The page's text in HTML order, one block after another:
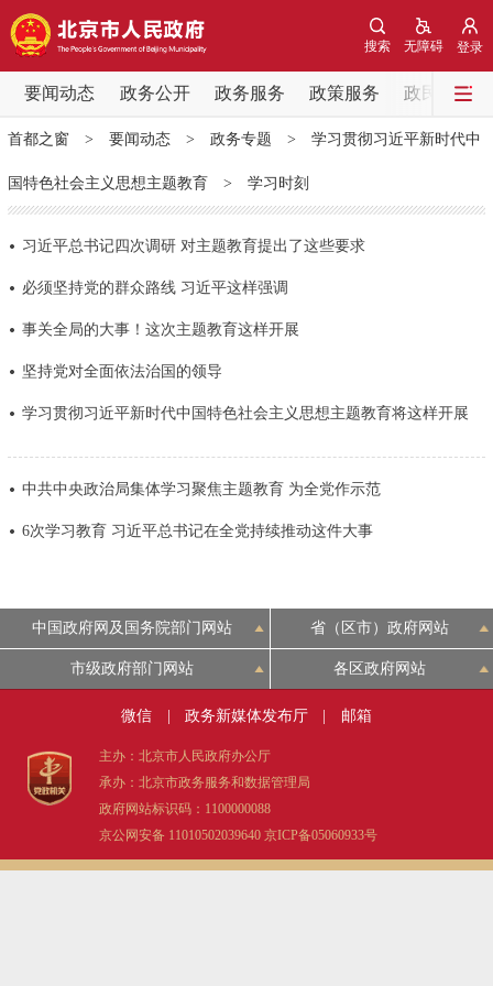
登录
无障碍
搜索
要闻动态 政务公开 政务服务 政策服务 政民互动
要闻动态
党中央精神 国务院信息 中央部委动态
北京要闻 会议信息 部门动态
各区热点
政务公开
政策兑现 政策解读 回应关切
决策公开 专题公开
个人服务 法人服务 部门服务
中介服务 阳光政务
政民互动
12345网上接诉即办 我要咨询 我要建议
首都之窗> 要闻动态> 政务专题 > 学习贯彻习近平新时代中
国特色社会主义思想主题教育 > 学习时刻
习近平总书记四次调研 对主题教育提出了这些要求
必须坚持党的群众路线 习近平这样强调
事关全局的大事！这次主题教育这样开展
坚持党对全面依法治国的领导
学习贯彻习近平新时代中国特色社会主义思想主题教育将这样开展
中共中央政治局集体学习聚焦主题教育 为全党作示范
6次学习教育 习近平总书记在全党持续推动这件大事
中国政府网及国务院部门网站 省（区市）政府网站
市级政府部门网站 各区政府网站
微信 政务新媒体发布厅 邮箱
主办：北京市人民政府办公厅
承办：北京市政务服务和数据管理局
政府网站标识码：1100000088
京公网安备 11010502039640 京ICP备05060933号